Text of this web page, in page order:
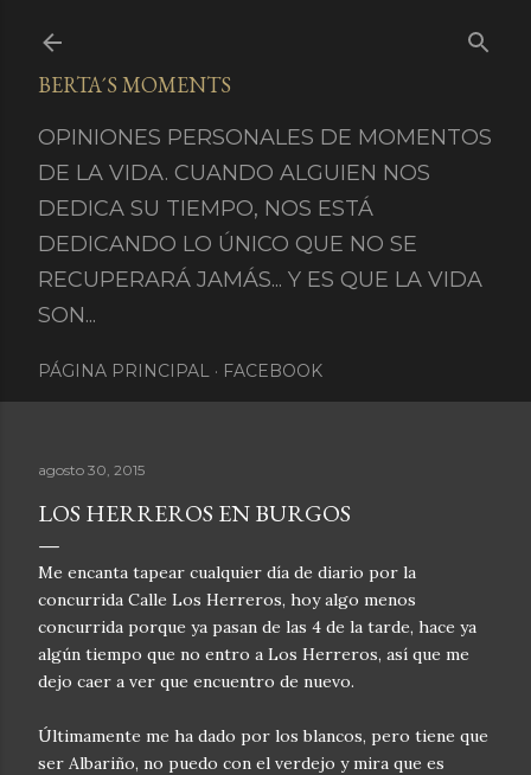
BERTA´S MOMENTS
OPINIONES PERSONALES DE MOMENTOS
DE LA VIDA. CUANDO ALGUIEN NOS
DEDICA SU TIEMPO, NOS ESTÁ
DEDICANDO LO ÚNICO QUE NO SE
RECUPERARÁ JAMÁS... Y ES QUE LA VIDA
SON...
PÁGINA PRINCIPAL FACEBOOK
agosto 30, 2015
LOS HERREROS EN BURGOS
Me encanta tapear cualquier día de diario por la
concurrida Calle Los Herreros, hoy algo menos
concurrida porque ya pasan de las 4 de la tarde, hace ya
algún tiempo que no entro a Los Herreros, así que me
dejo caer a ver que encuentro de nuevo.
Últimamente me ha dado por los blancos, pero tiene que
ser Albariño, no puedo con el verdejo y mira que es